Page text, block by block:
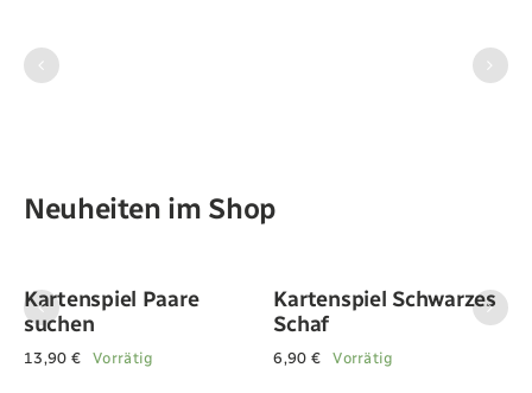
Neuheiten im Shop
Plüschschaf braun
21,90€ Vorrätig
Plüschschaf schwarz
21,90€